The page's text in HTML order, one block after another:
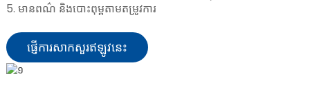
5. មានពណ៌ និងបោះពុម្ពតាមតម្រូវការ
ផ្ញើការសាកសួរឥឡូវនេះ